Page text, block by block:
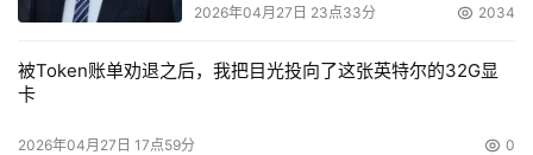
2026年04月27日 23点33分 2034
被Token账单劝退之后，我把目光投向了这张英特尔的32G显
卡
2026年04月27日 17点59分 0